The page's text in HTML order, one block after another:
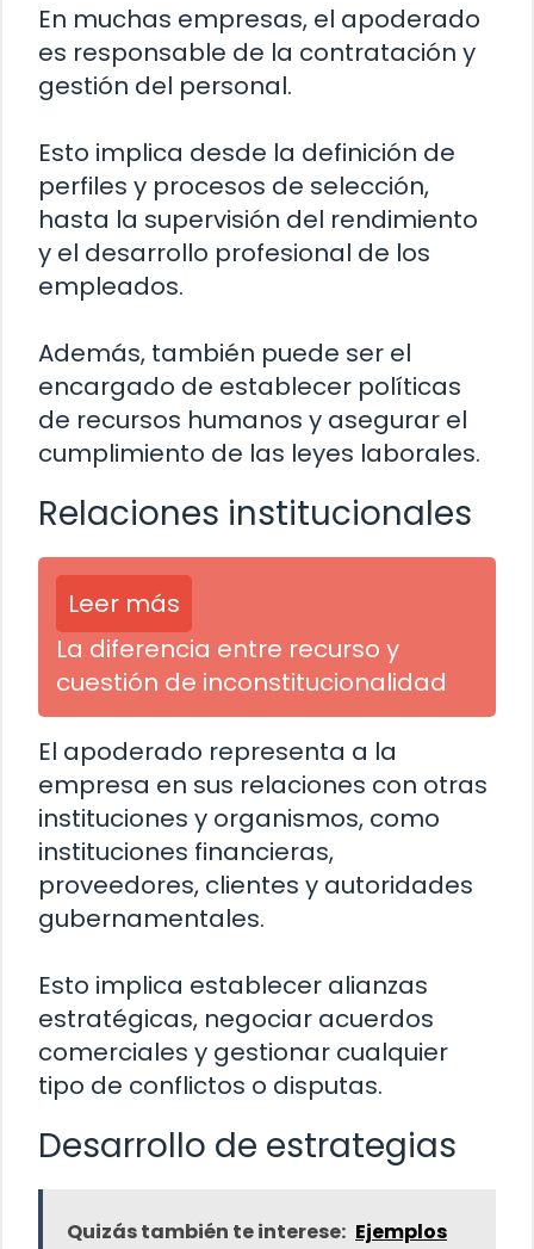
En muchas empresas, el apoderado
es responsable de la contratación y
gestión del personal.
Esto implica desde la definición de
perfiles y procesos de selección,
hasta la supervisión del rendimiento
y el desarrollo profesional de los
empleados.
Además, también puede ser el
encargado de establecer políticas
de recursos humanos y asegurar el
cumplimiento de las leyes laborales.
Relaciones institucionales
Leer más
La diferencia entre recurso y
cuestión de inconstitucionalidad
El apoderado representa a la
empresa en sus relaciones con otras
instituciones y organismos, como
instituciones financieras,
proveedores, clientes y autoridades
gubernamentales.
Esto implica establecer alianzas
estratégicas, negociar acuerdos
comerciales y gestionar cualquier
tipo de conflictos o disputas.
Desarrollo de estrategias
Quizás también te interese: Ejemplos